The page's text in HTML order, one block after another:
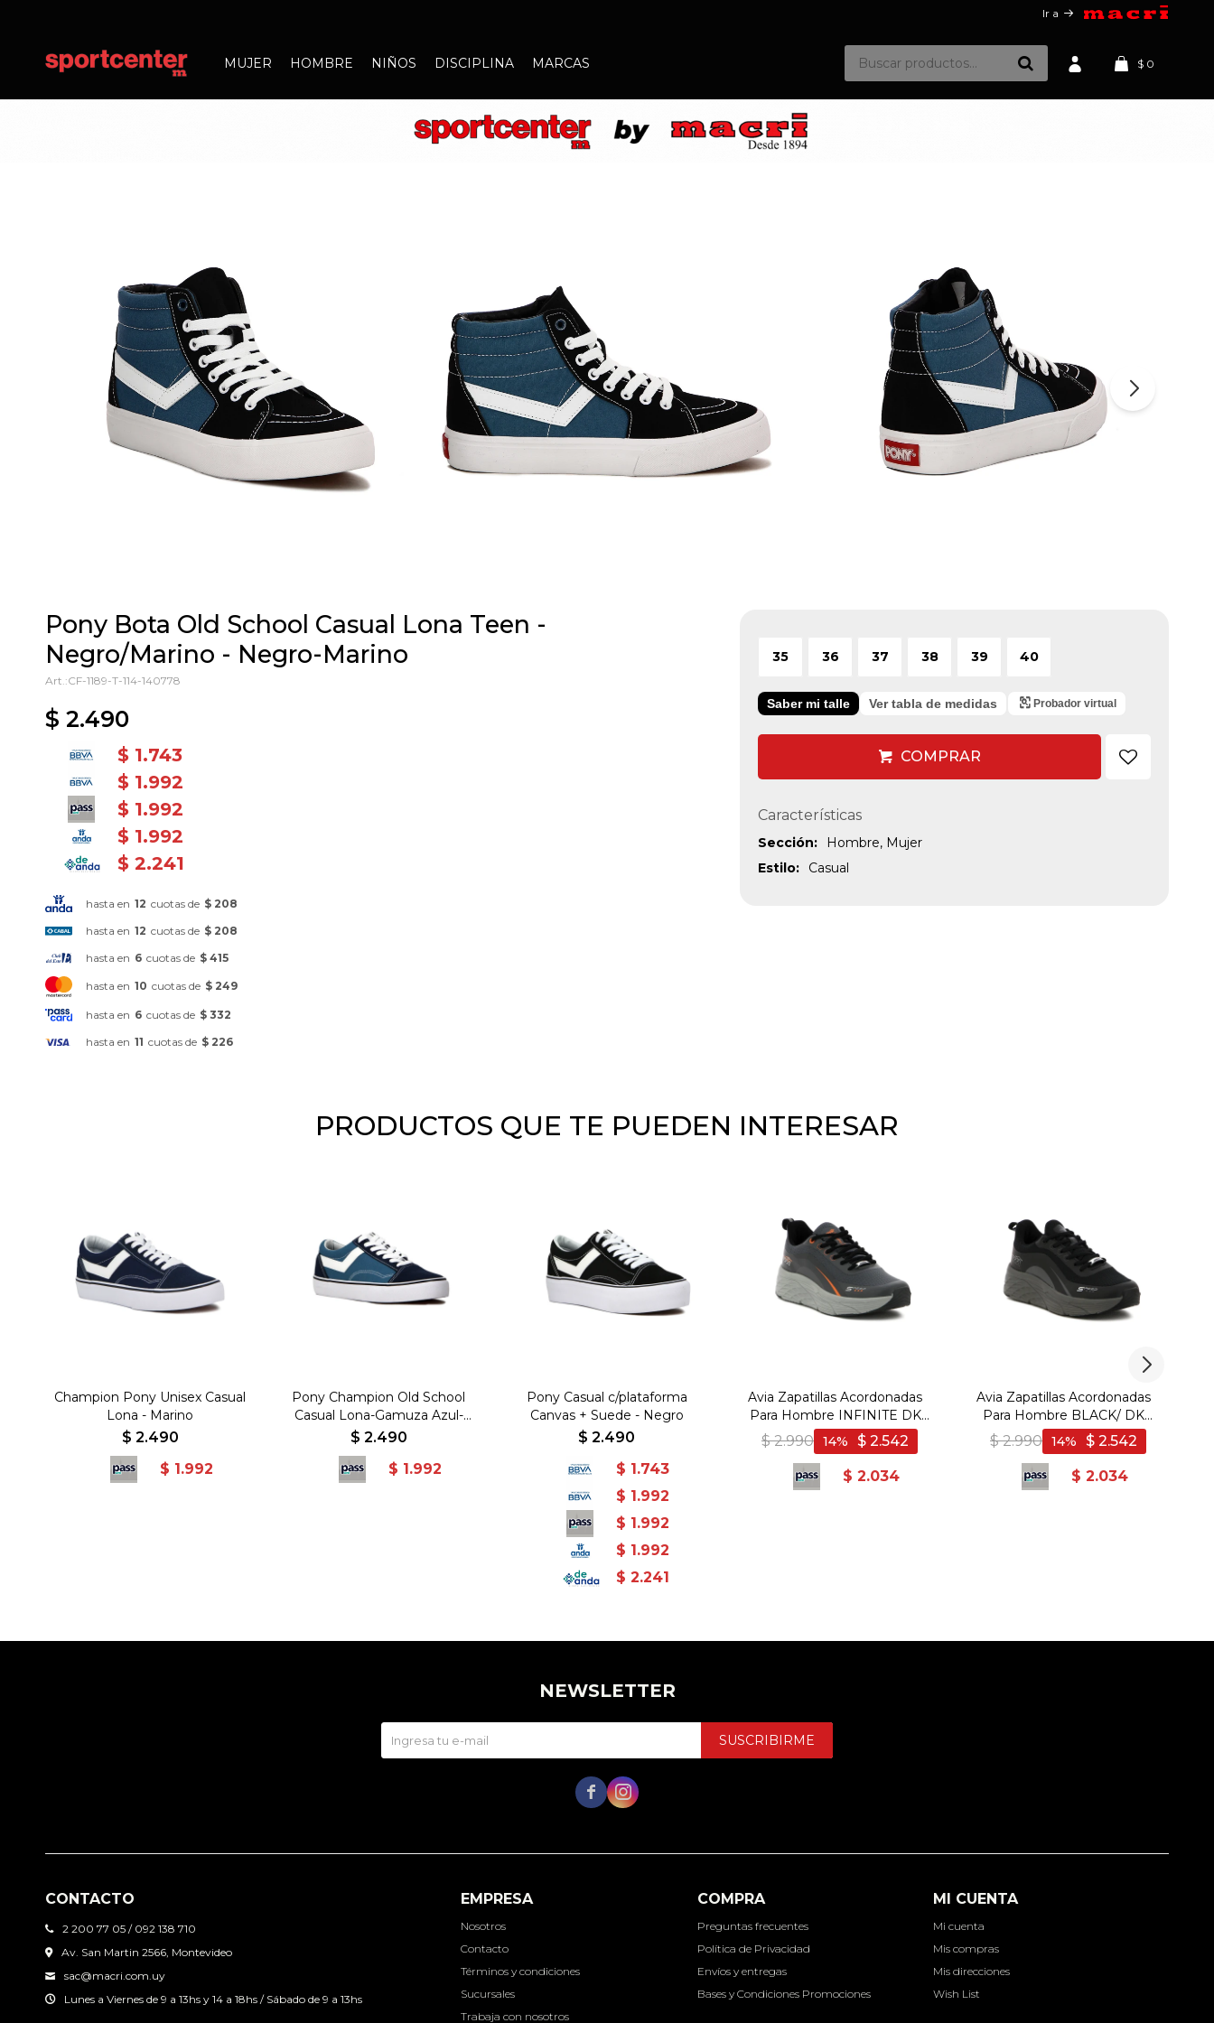
MUJER HOMBRE NIÑOS DISCIPLINA MARCAS $ 0
Ir a
Pony Bota Old School Casual Lona Teen -
Negro/Marino - Negro-Marino
CF-1189-T-114-140778
$ 2.490
$ 1.743
$ 1.992
$ 1.992
$ 1.992
$ 2.241
hasta en 12 cuotas de $ 208
hasta en 12 cuotas de $ 208
hasta en 6 cuotas de $ 415
hasta en 10 cuotas de $ 249
hasta en 6 cuotas de $ 332
hasta en 11 cuotas de $ 226
35 36 37 38 39 40
Saber mi talle Ver tabla de medidas Probador virtual
COMPRAR
Características
Sección
Hombre, Mujer
Estilo
Casual
PRODUCTOS QUE TE PUEDEN INTERESAR
Champion Pony Unisex Casual
Lona - Marino
$ 2.490
$ 1.992
Pony Champion Old School
Casual Lona-Gamuza Azul-
Marino - Azul-Marino
$ 2.490
$ 1.992
Pony Casual c/plataforma
Canvas + Suede - Negro
$ 2.490
$ 1.743
$ 1.992
$ 1.992
$ 1.992
$ 2.241
Avia Zapatillas Acordonadas
Para Hombre INFINITE DK
GREY/ ORANGE/ BLACK -
Gris Oscuro-Naranja
$ 2.990 $ 2.542
14
$ 2.034
Avia Zapatillas Acordonadas
Para Hombre BLACK/ DK
GREY - Negro-Gris Oscuro
$ 2.990 $ 2.542
14
$ 2.034
CONTACTO
2 200 77 05 / 092 138 710
Av. San Martin 2566, Montevideo
sac@macri.com.uy
Lunes a Viernes de 9 a 13hs y 14 a 18hs / Sábado de 9 a 13hs
EMPRESA
Nosotros
Contacto
Términos y condiciones
Sucursales
Trabaja con nosotros
COMPRA
Preguntas frecuentes
Política de Privacidad
Envíos y entregas
Bases y Condiciones Promociones
MI CUENTA
Mi cuenta
Mis compras
Mis direcciones
Wish List
NEWSLETTER
SUSCRIBIRME
 